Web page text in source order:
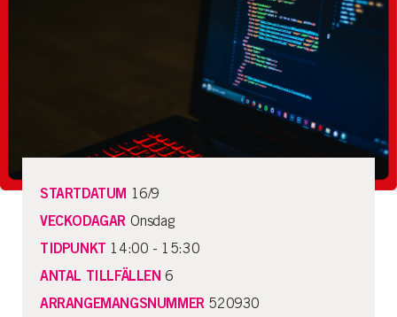
STARTDATUM 16/9
VECKODAGAR Onsdag
TIDPUNKT 14:00 - 15:30
ANTAL TILLFÄLLEN 6
ARRANGEMANGSNUMMER 520930